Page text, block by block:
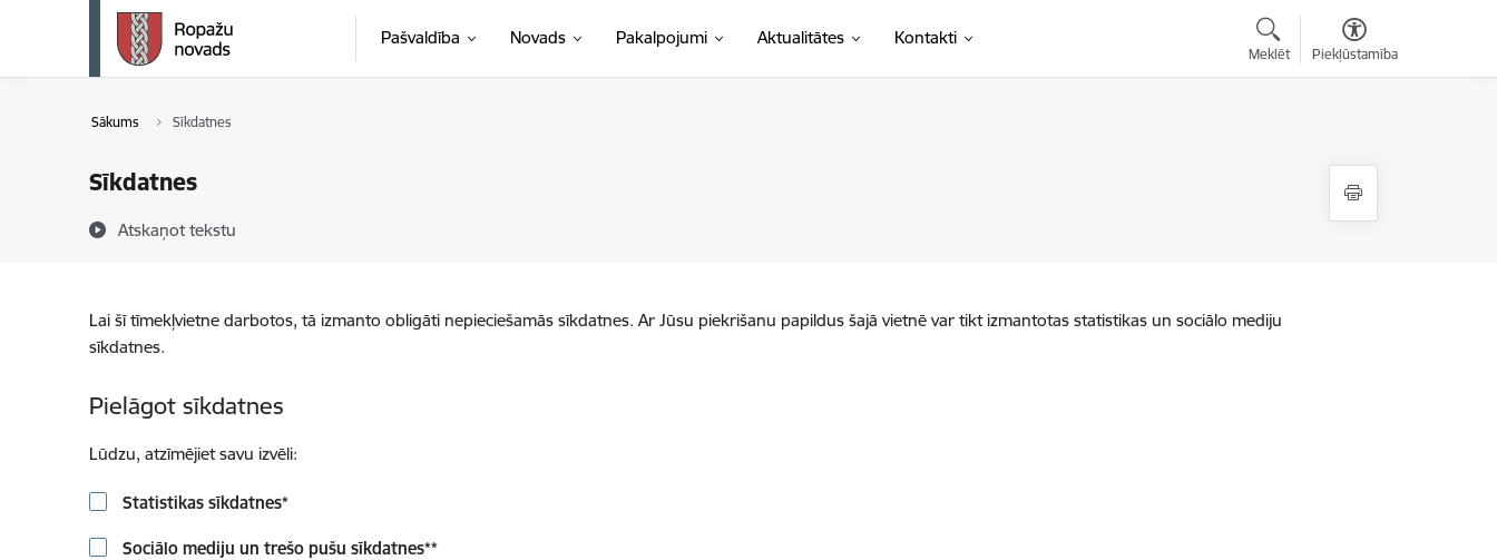
Pāriet uz lapas saturu
Pašvaldība Novads Pakalpojumi Aktualitātes Kontakti
Meklēt Piekļūstamība
Sākums Sīkdatnes
Sīkdatnes
Atskaņot tekstu
Lai šī tīmekļvietne darbotos, tā izmanto obligāti nepieciešamās sīkdatnes. Ar Jūsu piekrišanu papildus šajā vietnē var tikt izmantotas statistikas un sociālo mediju
sīkdatnes.
Pielāgot sīkdatnes
Lūdzu, atzīmējiet savu izvēli:
Statistikas sīkdatnes*
Sociālo mediju un trešo pušu sīkdatnes**